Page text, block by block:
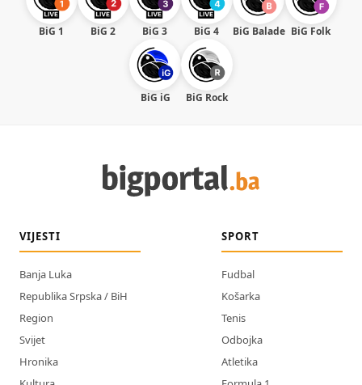
BiG 1 BiG 2 BiG 3 BiG 4 BiG Balade BiG Folk
BiG iG BiG Rock
VIJESTI
Banja Luka
Republika Srpska / BiH
Region
Svijet
Hronika
SPORT
Fudbal
Košarka
Tenis
Odbojka
Atletika